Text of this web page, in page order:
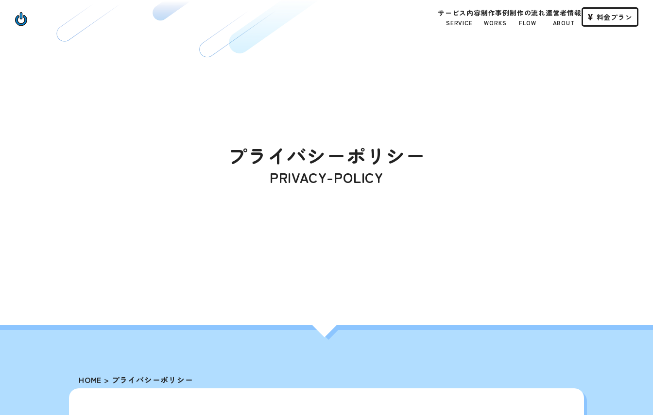
サービス内容
SERVICE
制作事例
WORKS
制作の流れ
FLOW
運営者情報
ABOUT
料金プラン
プライバシーポリシー
PRIVACY-POLICY
HOME > プライバシーポリシー